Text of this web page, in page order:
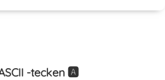
-tecken 🅰️